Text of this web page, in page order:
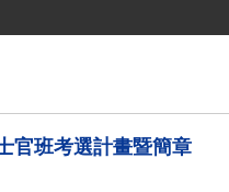
官班考選計畫暨簡章